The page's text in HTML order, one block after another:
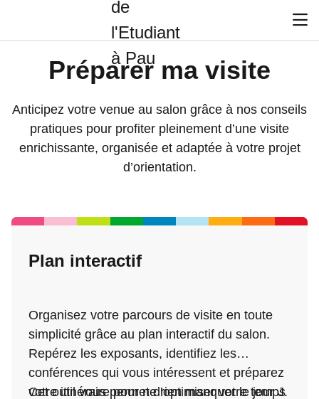
Préparer ma visite
Anticipez votre venue au salon grâce à nos conseils
pratiques pour profiter pleinement d’une visite
enrichissante, organisée et adaptée à votre projet
d’orientation.
Plan interactif
Organisez votre parcours de visite en toute
simplicité grâce au plan interactif du salon.
Repérez les exposants, identifiez les
conférences qui vous intéressent et préparez
votre itinéraire pour ne rien manquer le jour J.
Cet outil vous permet d’optimiser votre temps